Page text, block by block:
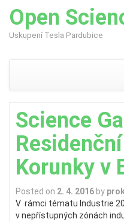
Open
Uskupení Tesla Pardubice
Science
Korunky v
Posted on 2. 4. 2016 by
V rámci tématu Industrie
v nepřístupných zónách